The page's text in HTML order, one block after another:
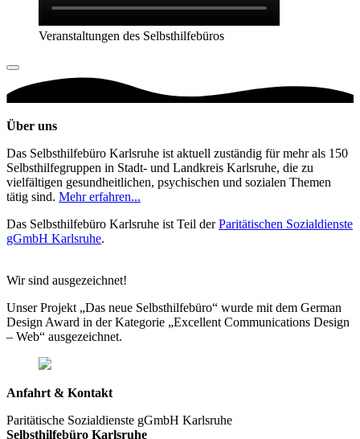
Veranstaltungen des Selbsthilfebüros
Über uns
Das Selbsthilfebüro Karlsruhe ist aktuell zuständig für mehr als 150
Selbsthilfegruppen in Stadt- und Landkreis Karlsruhe, die zu
vielfältigen gesundheitlichen, psychischen und sozialen Themen
tätig sind. Mehr erfahren...
Das Selbsthilfebüro Karlsruhe ist Teil derParitätischen Sozialdienste
gGmbH Karlsruhe.
Wir sind ausgezeichnet!
Unser Projekt „Das neue Selbsthilfebüro“ wurde mit dem German
Design Award in der Kategorie „Excellent Communications Design
– Web“ ausgezeichnet.
Anfahrt & Kontakt
Paritätische Sozialdienste gGmbH Karlsruhe
Selbsthilfebüro Karlsruhe